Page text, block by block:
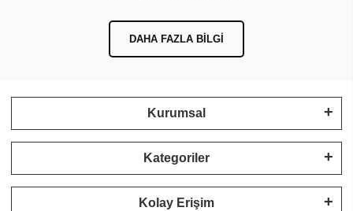
DAHA FAZLA BILGI
Kurumsal
Kategoriler
Kolay Erişim